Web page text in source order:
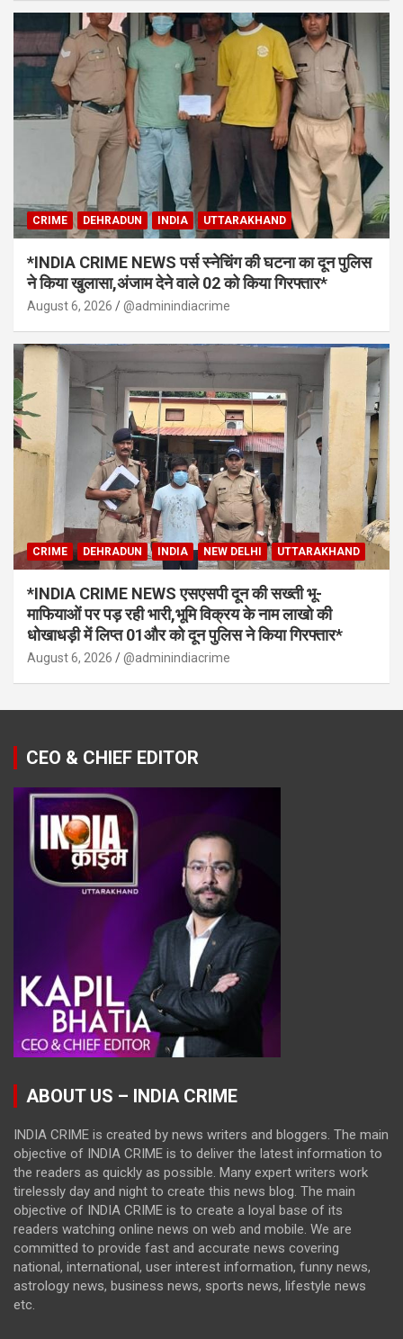
CRIME DEHRADUN INDIA UTTARAKHAND
*INDIA CRIME NEWS पर्स स्नेचिंग की घटना का दून पुलिस
ने किया खुलासा,अंजाम देने वाले 02 को किया गिरफ्तार*
August 6, 2026 @adminindiacrime
CRIME DEHRADUN INDIA NEW DELHI UTTARAKHAND
*INDIA CRIME NEWS एसएसपी दून की सख्ती भू-
माफियाओं पर पड़ रही भारी,भूमि विक्रय के नाम लाखो की
धोखाधड़ी में लिप्त 01और को दून पुलिस ने किया गिरफ्तार*
August 6, 2026 @adminindiacrime
CEO & CHIEF EDITOR
ABOUT US – INDIA CRIME
INDIA CRIME is created by news writers and bloggers. The main
objective of INDIA CRIME is to deliver the latest information to
the readers as quickly as possible. Many expert writers work
tirelessly day and night to create this news blog. The main
objective of INDIA CRIME is to create a loyal base of its
readers watching online news on web and mobile. We are
committed to provide fast and accurate news covering
national, international, user interest information, funny news,
astrology news, business news, sports news, lifestyle news
etc.